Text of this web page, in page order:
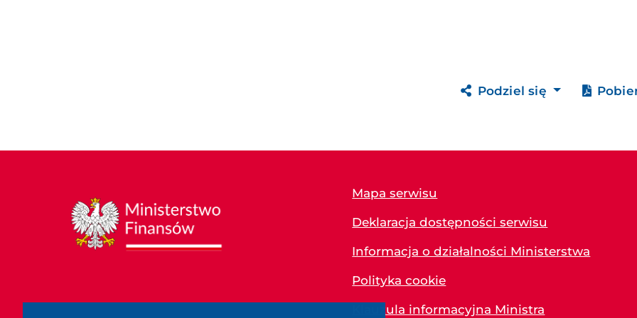
Podziel się
Mapa serwisu
Deklaracja dostępności serwisu
Informacja o działalności Ministerstwa
Polityka cookie
Klauzula informacyjna Ministra